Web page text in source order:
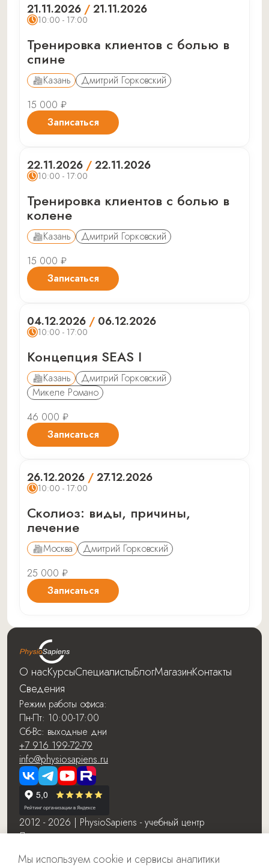
21.11.2026 /21.11.2026
10:00 - 17:00
Тренировка клиентов с болью в
спине
Казань
Дмитрий Горковский
15 000 ₽
Записаться
22.11.2026 /22.11.2026
10:00 - 17:00
Тренировка клиентов с болью в
колене
Казань
Дмитрий Горковский
15 000 ₽
Записаться
04.12.2026 / 06.12.2026
10:00 - 17:00
Концепция SEAS I
Казань
Дмитрий Горковский
Микеле Романо
46 000 ₽
Записаться
26.12.2026 /27.12.2026
10:00 - 17:00
Сколиоз: виды, причины,
лечение
Москва
Дмитрий Горковский
25 000 ₽
Записаться
О насКурсыСпециалистыБлогМагазинКонтакты
Сведения
Режим работы офиса:
Пн-Пт: 10:00-17:00
Сб-Вс: выходные дни
+7 916 199-72-79
info@physiosapiens.ru
2012 - 2026 | PhysioSapiens - учебный центр
Лицензия
Сведения об образовательной организации
Мы используем cookie и сервисы аналитики